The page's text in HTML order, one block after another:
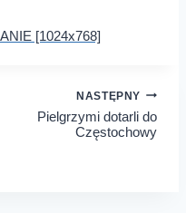
NASTĘPNY
Pielgrzymi dotarli do
Częstochowy